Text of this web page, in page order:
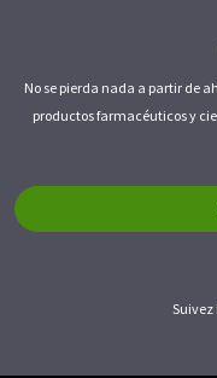
No se pierda nada a partir de
productos farmacéuticos y